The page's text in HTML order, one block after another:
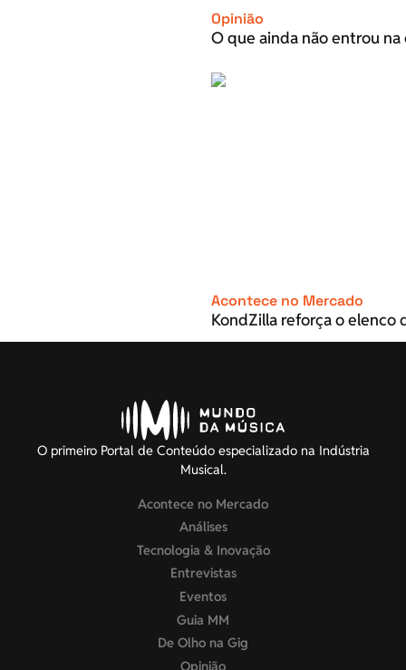
Opinião
O que ainda não entrou
Acontece no Mercado
KondZilla reforça o elenco
O primeiro Portal de Conteúdo especializado na Indústria
Musical.
Acontece no Mercado
Análises
Tecnologia & Inovação
Entrevistas
Eventos
Guia MM
De Olho na Gig
Opinião